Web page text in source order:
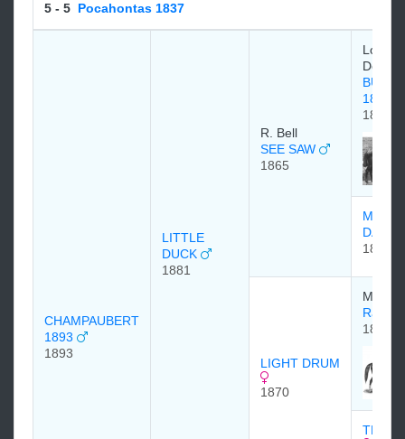
5 - 5 Pocahontas 1837
CHAMPAUBERT
1893
1893
LITTLE
DUCK
1881
R. Bell
SEE SAW
1865
Lord
1857
1857
DAW
1856
LIGHT DRUM
1870
Mr.
1850